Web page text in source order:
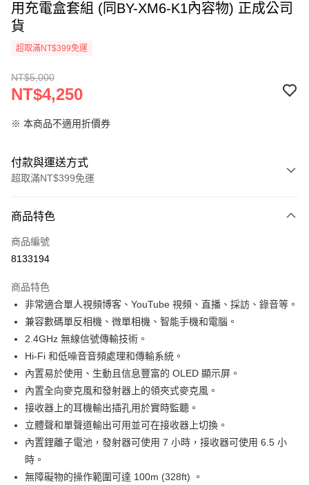
用充電盒套組 (同BY-XM6-K1內容物) 正成公司
貨
超取滿NT$399免運
NT$5,000
NT$4,250
※ 本商品不適用折價券
付款與運送方式
超取滿NT$399免運
信用卡一次付款
信用卡分期付款
合作金庫商業銀行
華南商業銀行
彰化商業銀行
上海商業儲蓄銀行
台北富邦商業銀行
國泰世華商業銀行
臺灣中小企業銀行
台中商業銀行
匯豐（台灣）商業銀行
聯邦商業銀行
遠東國際商業銀行
元大商業銀行
永豐商業銀行
玉山商業銀行
星展（台灣）商業銀行
台新國際商業銀行
中國信託商業銀行
台灣樂天信用卡公司
6 期 0 利率 每期
華南商業銀行
彰化商業銀行
上海商業儲蓄銀行
國泰世華商業銀行
兆豐國際商業銀行
臺灣中小企業銀行
台中商業銀行
匯豐（台灣）商業銀行
華泰商業銀行
聯邦商業銀行
遠東國際商業銀行
元大商業銀行
永豐商業銀行
玉山商業銀行
星展（台灣）商業銀行
台新國際商業銀行
中國信託商業銀行
台灣樂天信用卡公司
12 期 0 利率 每期 NT$354 21家銀行
合作金庫商業銀行
上海商業儲蓄銀行
台北富邦商業銀行
國泰世華商業銀行
兆豐國際商業銀行
臺灣中小企業銀行
台中商業銀行
匯豐（台灣）商業銀行
華泰商業銀行
聯邦商業銀行
遠東國際商業銀行
元大商業銀行
永豐商業銀行
玉山商業銀行
星展（台灣）商業銀行
台新國際商業銀行
台灣樂天信用卡公司
超商取貨付款
LINE Pay
Apple Pay
街口支付
悠遊付
Google Pay
商品特色
商品編號
8133194
商品特色
非常適合單人視頻博客、YouTube 視頻、直播、採訪、錄音等。
兼容數碼單反相機、微單相機、智能手機和電腦。
2.4GHz 無線信號傳輸技術。
Hi-Fi 和低噪音音頻處理和傳輸系統。
內置易於使用、生動且信息豐富的 OLED 顯示屏。
內置全向麥克風和發射器上的領夾式麥克風。
接收器上的耳機輸出插孔用於實時監聽。
立體聲和單聲道輸出可用並可在接收器上切換。
內置鋰離子電池，發射器可使用 7 小時，接收器可使用 6.5 小
時。
無障礙物的操作範圍可達 100m (328ft) 。